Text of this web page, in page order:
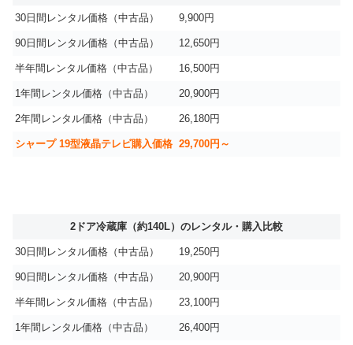
30日間レンタル価格（中古品） 9,900円
90日間レンタル価格（中古品） 12,650円
半年間レンタル価格（中古品） 16,500円
1年間レンタル価格（中古品） 20,900円
2年間レンタル価格（中古品） 26,180円
シャープ 19型液晶テレビ購入価格 29,700円～
2ドア冷蔵庫（約140L）のレンタル・購入比較
30日間レンタル価格（中古品） 19,250円
90日間レンタル価格（中古品） 20,900円
半年間レンタル価格（中古品） 23,100円
1年間レンタル価格（中古品） 26,400円